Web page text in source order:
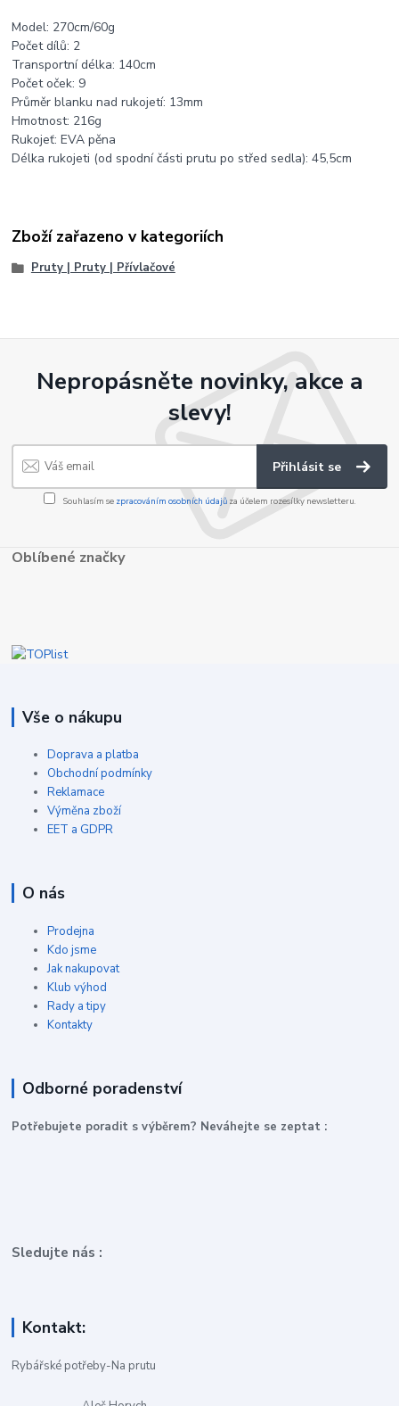
Model: 270cm/60g
Počet dílů: 2
Transportní délka: 140cm
Počet oček: 9
Průměr blanku nad rukojetí: 13mm
Hmotnost: 216g
Rukojeť: EVA pěna
Délka rukojeti (od spodní části prutu po střed sedla): 45,5cm
Zboží zařazeno v kategoriích
Pruty | Pruty | Přívlačové
Nepropásněte novinky, akce a
slevy!
Přihlásit se
Souhlasím se zpracováním osobních údajůza účelem rozesílky newsletteru.
Oblíbené značky
Vše o nákupu
Doprava a platba
Obchodní podmínky
Reklamace
Výměna zboží
EET a GDPR
O nás
Prodejna
Kdo jsme
Jak nakupovat
Klub výhod
Rady a tipy
Kontakty
Odborné poradenství
Potřebujete poradit s výběrem? Neváhejte se zeptat :
Sledujte nás :
Kontakt:
Rybářské potřeby-Na prutu